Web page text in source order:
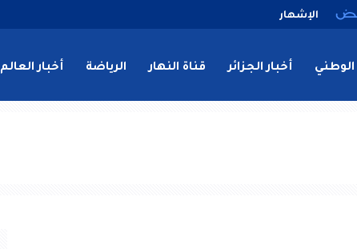
الإشهار
الوطني أخبار الجزائر قناة النهار الرياضة أخبار العالم